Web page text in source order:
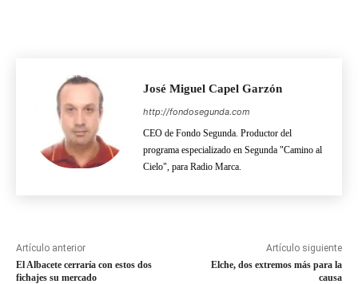
José Miguel Capel Garzón
http://fondosegunda.com
CEO de Fondo Segunda. Productor del
programa especializado en Segunda "Camino al
Cielo", para Radio Marca.
Artículo anterior
El Albacete cerraría con estos dos
fichajes su mercado
Artículo siguiente
Elche, dos extremos más para la
causa